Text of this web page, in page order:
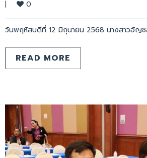
|
0
วันพฤหัสบดีที่ 12 มิถุนายน 2568 นางสาวอัญ
READ MORE